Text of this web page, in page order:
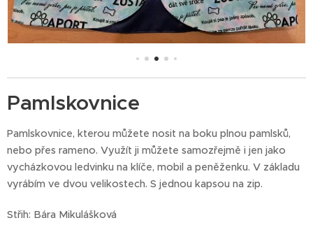
Pamlskovnice
Pamlskovnice, kterou můžete nosit na boku plnou pamlsků,
nebo přes rameno. Využít ji můžete samozřejmě i jen jako
vycházkovou ledvinku na klíče, mobil a peněženku. V základu
vyrábím ve dvou velikostech. S jednou kapsou na zip.
Střih: Bára Mikulášková